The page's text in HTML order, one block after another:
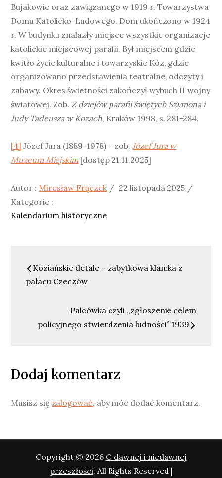
Bujakowie oraz zawiązanego w 1919 r. Towarzystwa
Domu Katolicko-Ludowego. Dom ukończono w 1924
r. W budynku znalazły miejsce wszystkie organizacje
katolickie miejscowej parafii. Był miejscem gdzie
kwitło życie kulturalne i towarzyskie Kóz, gdzie
organizowano przedstawienia teatralne, odczyty i
zabawy. Okres świetności zakończył wybuch II wojny
światowej. Zob.Z dziejów parafii świętych Szymona i
Judy Tadeusza w Kozach, Kraków 1998, s. 281-284.
[4] Józef Jura (1889-1978) – zob.Józef Jura w
Muzeum Miejskim[dostęp 21.11.2025]
Autor : Mirosław Frączek
Posted
22 listopada 2025
Kategorie :
Kalendarium historyczne
Nawigacja
wpisu
Koziańskie detale – zabytkowa klamka z
pałacu Czeczów
Palcówka czyli „zgłoszenie celem
policyjnego stwierdzenia ludności” 1939
Dodaj komentarz
Musisz się zalogować, aby móc dodać komentarz.
Copyright © 2026 O dawnej i niedawnej
przeszłości. All Rights Reserved |